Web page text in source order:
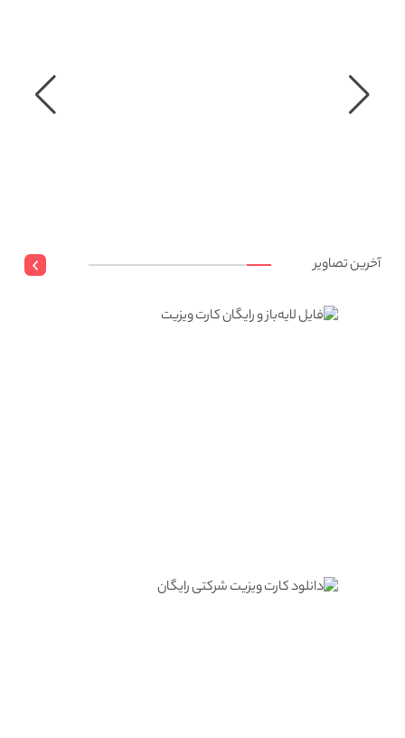
آخرین تصاویر